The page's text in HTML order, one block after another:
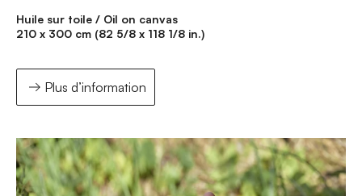
Huile sur toile / Oil on canvas
210 x 300 cm (82 5/8 x 118 1/8 in.)
Plus d’information